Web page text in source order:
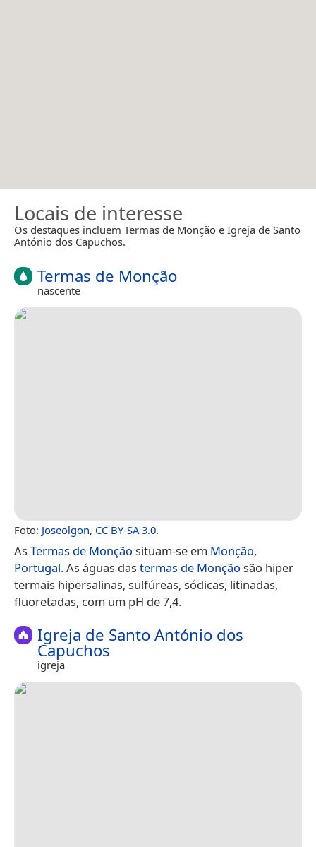
Locais de interesse
Os destaques incluem Termas de Monção e Igreja de Santo
António dos Capuchos.
Termas de Monção
nascente
Foto: Joseolgon, CC BY-SA 3.0.
As Termas de Monção situam-se em Monção,
Portugal. As águas das termas de Monção são hiper
termais hipersalinas, sulfúreas, sódicas, litinadas,
fluoretadas, com um pH de 7,4.
Igreja de Santo António dos
Capuchos
igreja